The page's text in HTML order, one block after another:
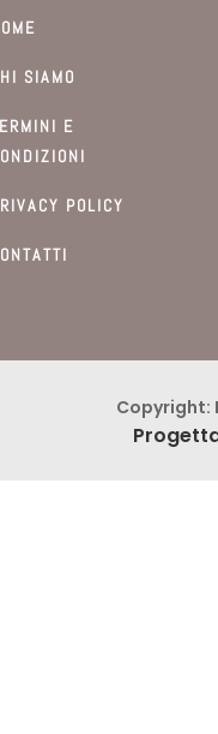
SIAMO
E
POLICY
Copyright: